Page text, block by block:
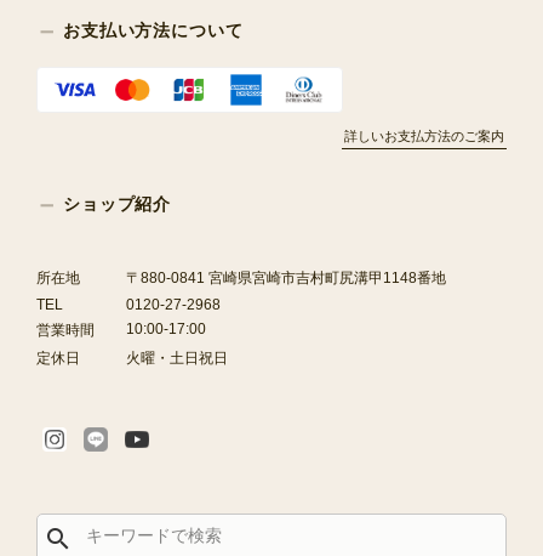
お支払い方法について
詳しいお支払方法のご案内
ショップ紹介
所在地
〒880-0841 宮崎県宮崎市吉村町尻溝甲1148番地
TEL
0120-27-2968
営業時間
10:00-17:00
定休日
火曜・土日祝日
search